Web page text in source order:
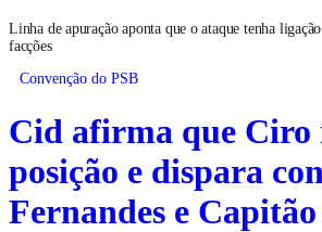
Linha de apuração aponta que o ataque tenha
facções
Convenção do PSB
Cid afirma que Ciro
posição e dispara
Fernandes e